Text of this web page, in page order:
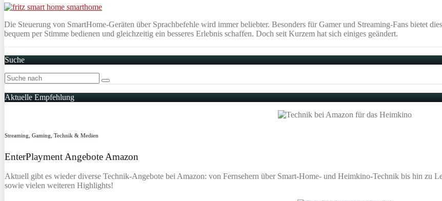
Die Steuerung von SmartHome-Geräten über Sprachbefehle wird immer beliebter. Besonders für Gamer und Streaming-Fans bietet
bequem per Stimme bedienen und gleichzeitig ein besseres Erlebnis schaffen. Doch seit Kurzem hat sich einiges geändert.
Suche
Aktuelle Empfehlung
Streaming, Gaming, Technik & Medien
EnterPlayment Angebote Amazon
Aktuell gibt es wieder diverse Technik-Angebote bei Amazon: von Fernsehern über Smart-Home- und Heimkino-Technik bis hin zu
sowie vielen weiteren Highlights!